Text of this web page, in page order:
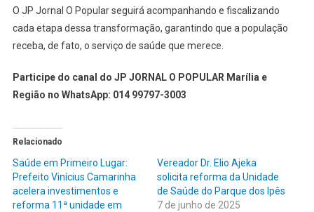
O JP Jornal O Popular seguirá acompanhando e fiscalizando
cada etapa dessa transformação, garantindo que a população
receba, de fato, o serviço de saúde que merece.
Participe do canal do JP JORNAL O POPULAR Marília e
Região no WhatsApp: 014 99797-3003
Relacionado
Saúde em Primeiro Lugar:
Prefeito Vinícius Camarinha
acelera investimentos e
reforma 11ª unidade em
Vereador Dr. Elio Ajeka
solicita reforma da Unidade
de Saúde do Parque dos Ipês
7 de junho de 2025